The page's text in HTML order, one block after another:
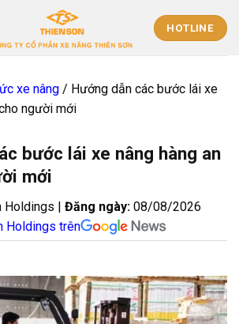
HOTLINE
xe nâng / Hướng dẫn các bước lái xe
người mới
bước lái xe nâng hàng an
mới
Holdings | Đăng ngày: 08/08/2026
Holdings trên